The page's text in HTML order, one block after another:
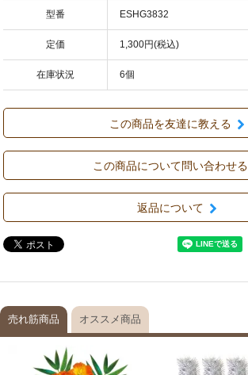
型番 ESHG3832
定価 1,300円(税込)
在庫状況 6個
この商品を友達に教える
この商品について問い合わせる
返品について
売れ筋商品 オススメ商品